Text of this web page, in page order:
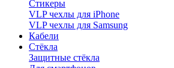
Стикеры
VLP чехлы для iPhone
VLP чехлы для Samsung
Кабели
Стёкла
Защитные стёкла